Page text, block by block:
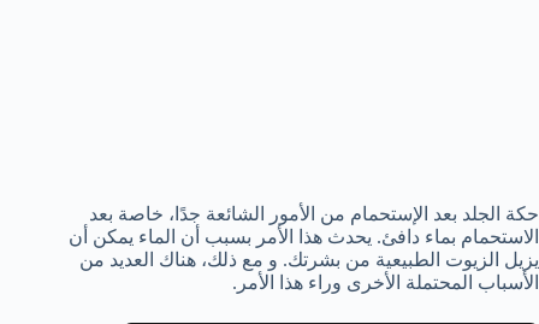
حكة الجلد بعد الإستحمام من الأمور الشائعة جدًا، خاصة بعد
الاستحمام بماء دافئ. يحدث هذا الأمر بسبب أن الماء يمكن أن
يزيل الزيوت الطبيعية من بشرتك. و مع ذلك، هناك العديد من
الأسباب المحتملة الأخرى وراء هذا الأمر.